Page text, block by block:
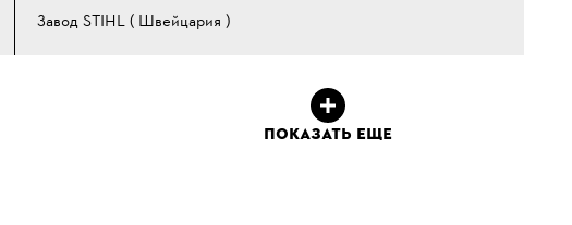
Завод STIHL ( Швейцария )
ПОКАЗАТЬ ЕЩЕ